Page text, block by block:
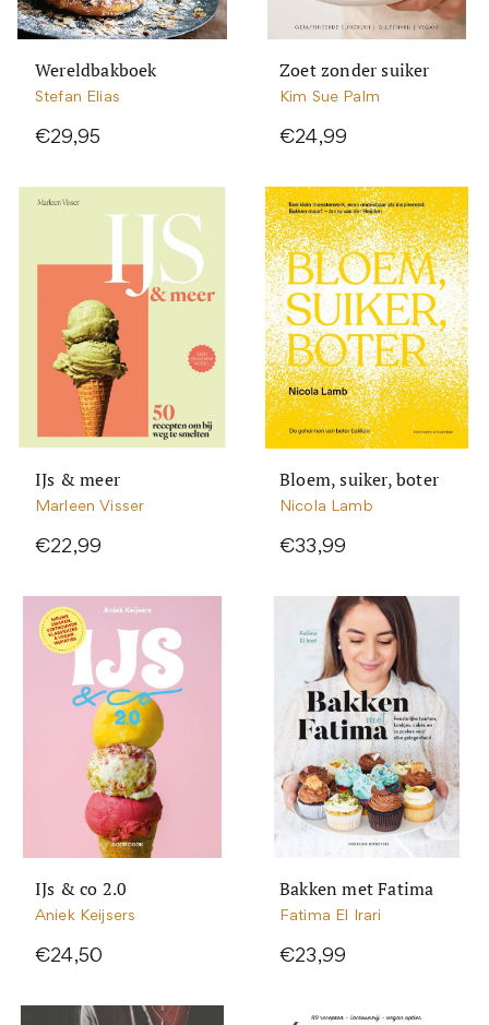
Wereldbakboek
Stefan Elias
€29,95
Zoet zonder suiker
Kim Sue Palm
€24,99
IJs & meer
Marleen Visser
€22,99
Bloem, suiker, boter
Nicola Lamb
€33,99
IJs & co 2.0
Aniek Keijsers
€24,50
Bakken met Fatima
Fatima El Irari
€23,99